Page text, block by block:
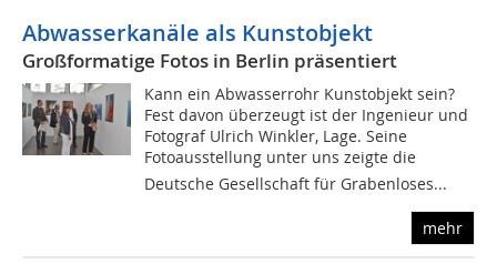
Abwasserkanäle als Kunstobjekt
Großformatige Fotos in Berlin präsentiert
Kann ein Abwasserrohr Kunstobjekt sein?
Fest davon überzeugt ist der Ingenieur und
Fotograf Ulrich Winkler, Lage. Seine
Fotoausstellung unter uns zeigte die
Deutsche Gesellschaft für Grabenloses...
mehr